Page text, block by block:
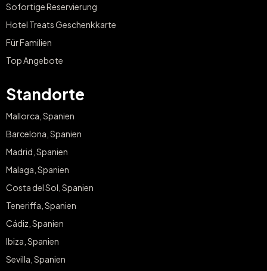
Sofortige Reservierung
Hotel Treats Geschenkkarte
Für Familien
Top Angebote
Standorte
Mallorca, Spanien
Barcelona, Spanien
Madrid, Spanien
Malaga, Spanien
Costa del Sol, Spanien
Teneriffa, Spanien
Cádiz, Spanien
Ibiza, Spanien
Sevilla, Spanien